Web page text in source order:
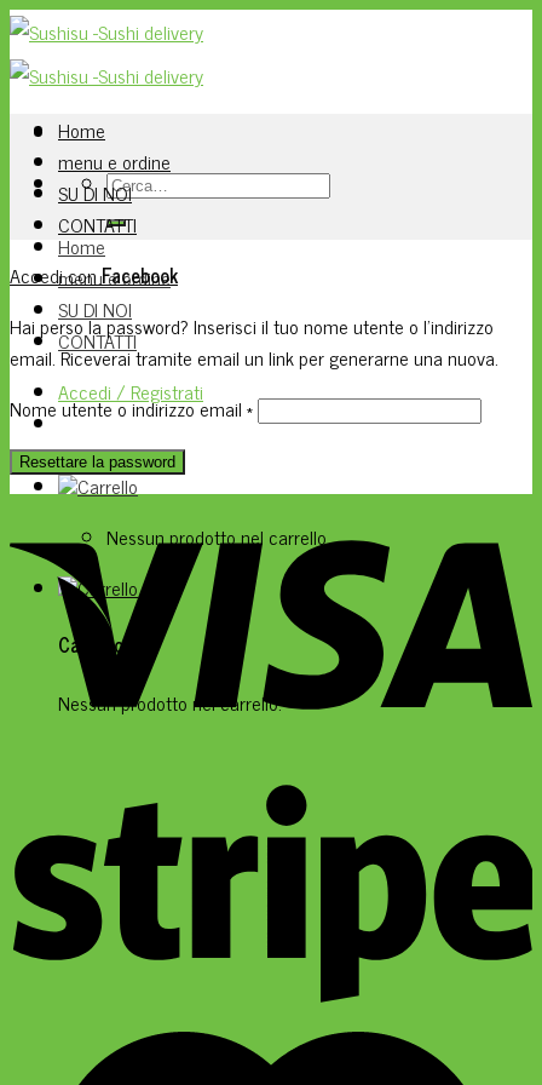
Skip
to
content
Cerca:
Home
menu e ordine
SU DI NOI
CONTATTI
Accedi / Registrati
Nessun prodotto nel carrello.
Carrello
Nessun prodotto nel carrello.
Home
menu e ordine
SU DI NOI
CONTATTI
Accedi conFacebook
Hai perso la password? Inserisci il tuo nome utente o l'indirizzo
email. Riceverai tramite email un link per generarne una nuova.
Nome utente o indirizzo email*Richiesto
Resettare la password